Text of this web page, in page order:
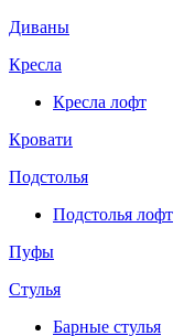
Диваны
Кресла
Кресла лофт
Кровати
Подстолья
Подстолья лофт
Пуфы
Стулья
Барные cтулья